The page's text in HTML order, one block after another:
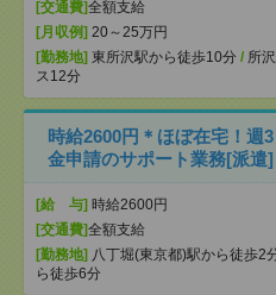
[交通費]全額支給
[月収例] 20～25万円
[勤務地] 東所沢駅から徒歩10分 / 所
ス12分
時給2600円＊ほぼ在宅！週
金申請のサポート業務[派遣]
[給 与] 時給2600円
[交通費]全額支給
[勤務地] 八丁堀(東京都)駅から徒歩2
ら徒歩6分